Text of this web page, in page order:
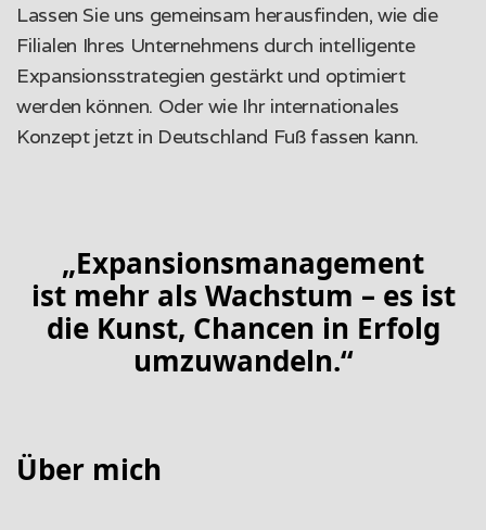
Lassen Sie uns gemeinsam herausfinden, wie die
Filialen Ihres Unternehmens durch intelligente
Expansionsstrategien gestärkt und optimiert
werden können. Oder wie Ihr internationales
Konzept jetzt in Deutschland Fuß fassen kann.
„Expansionsmanagement
ist mehr als Wachstum – es ist
die Kunst, Chancen in Erfolg
umzuwandeln.“
Über mich